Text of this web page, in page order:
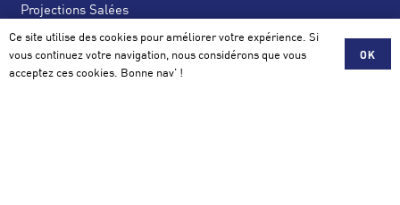
Projections Salées
News Salées
Actus
Ce site utilise des cookies pour améliorer votre expérience. Si
vous continuez votre navigation, nous considérons que vous
acceptez ces cookies. Bonne nav' !
OK